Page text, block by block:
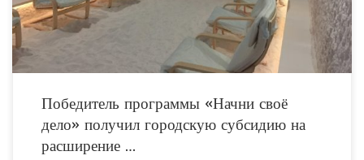
Победитель программы «Начни своё
дело» получил городскую субсидию на
расширение …